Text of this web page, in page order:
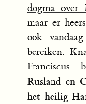
dogma over
maar er
ook
bereiken.
Franciscus
Rusland en
het heilig